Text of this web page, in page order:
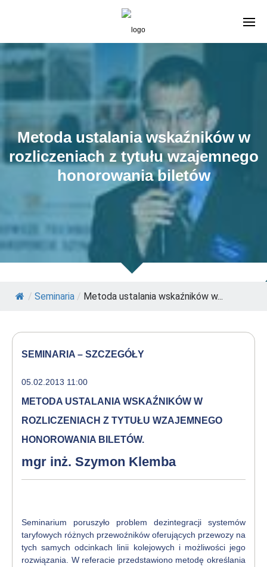
Metoda ustalania wskaźników w
rozliczeniach z tytułu wzajemnego
honorowania biletów
/ Seminaria / Metoda ustalania wskaźników w...
SEMINARIA – SZCZEGÓŁY
05.02.2013 11:00
METODA USTALANIA WSKAŹNIKÓW W
ROZLICZENIACH Z TYTUŁU WZAJEMNEGO
HONOROWANIA BILETÓW.
mgr inż. Szymon Klemba
Seminarium poruszyło problem dezintegracji systemów
taryfowych różnych przewoźników oferujących przewozy na
tych samych odcinkach linii kolejowych i możliwości jego
rozwiązania. W referacie przedstawiono metodę określania